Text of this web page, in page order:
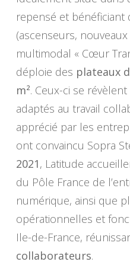
repensé et bénéficiant
(ascenseurs,
multimodal « Cœur
déploie des plateaux
m². Ceux-ci se
adaptés au travail
apprécié par les
ont convaincu Sopra
2021, Latitude
du Pôle France de
numérique, ainsi que
opérationnelles et
Ile-de-France,
collaborateurs.